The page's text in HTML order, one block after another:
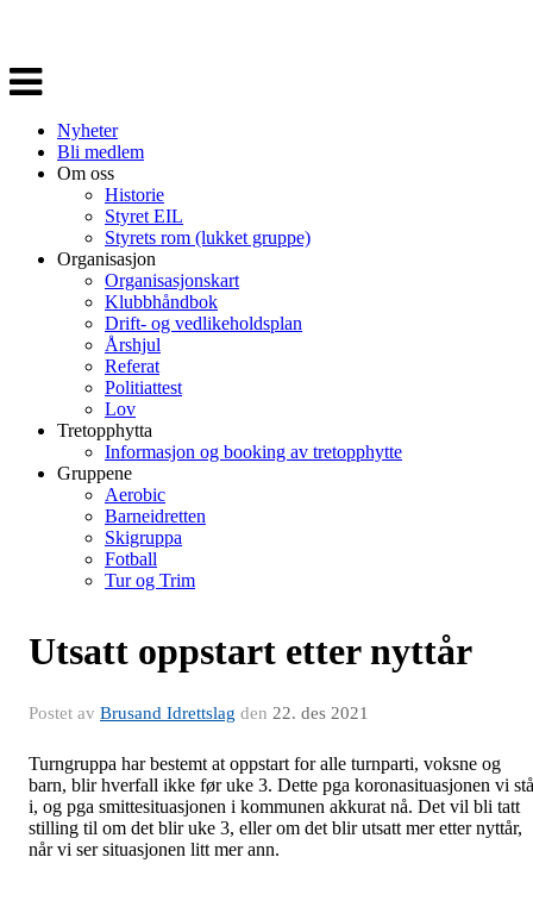
Veksle
navigasjon
Nyheter
Bli medlem
Om oss
Historie
Styret EIL
Styrets rom (lukket gruppe)
Organisasjon
Organisasjonskart
Klubbhåndbok
Drift- og vedlikeholdsplan
Årshjul
Referat
Politiattest
Lov
Tretopphytta
Informasjon og booking av tretopphytte
Gruppene
Aerobic
Barneidretten
Skigruppa
Fotball
Tur og Trim
Utsatt oppstart etter nyttår
Postet av Brusand Idrettslag den 22. des 2021
Turngruppa har bestemt at oppstart for alle turnparti, voksne og
barn, blir hverfall ikke før uke 3. Dette pga koronasituasjonen vi
i, og pga smittesituasjonen i kommunen akkurat nå. Det vil bli tatt
stilling til om det blir uke 3, eller om det blir utsatt mer etter nyttår,
når vi ser situasjonen litt mer ann.